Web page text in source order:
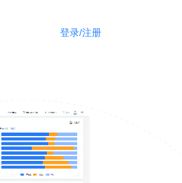
登录/注册